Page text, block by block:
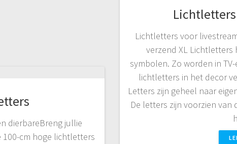
Lichtletters voor
verzend XL Lichtletters
symbolen. Zo worden in
lichtletters in het decor
Letters zijn geheel naar
De letters zijn voorzien van
dierbareBreng jullie
cm hoge lichtletters